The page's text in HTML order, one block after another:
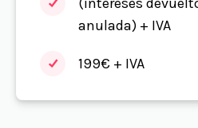
anulada) + IVA
199€ + IVA